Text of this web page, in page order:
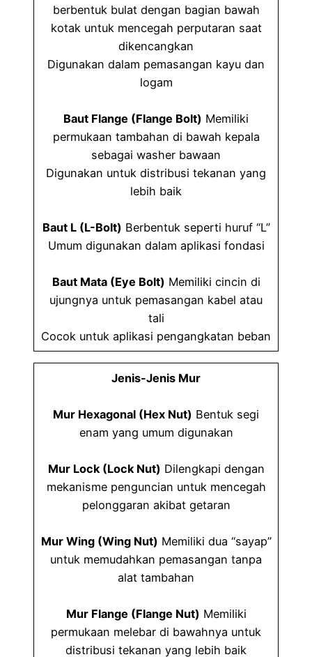
berbentuk bulat dengan bagian bawah
kotak untuk mencegah perputaran saat
dikencangkan
Digunakan dalam pemasangan kayu dan
logam
Baut Flange (Flange Bolt) Memiliki
permukaan tambahan di bawah kepala
sebagai washer bawaan
Digunakan untuk distribusi tekanan yang
lebih baik
Baut L (L-Bolt) Berbentuk seperti huruf “L”
Umum digunakan dalam aplikasi fondasi
Baut Mata (Eye Bolt) Memiliki cincin di
ujungnya untuk pemasangan kabel atau
tali
Cocok untuk aplikasi pengangkatan beban
Jenis-Jenis Mur
Mur Hexagonal (Hex Nut) Bentuk segi
enam yang umum digunakan
Mur Lock (Lock Nut) Dilengkapi dengan
mekanisme penguncian untuk mencegah
pelonggaran akibat getaran
Mur Wing (Wing Nut) Memiliki dua “sayap”
untuk memudahkan pemasangan tanpa
alat tambahan
Mur Flange (Flange Nut) Memiliki
permukaan melebar di bawahnya untuk
distribusi tekanan yang lebih baik